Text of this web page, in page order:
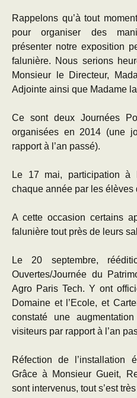
Rappelons qu’à tout
pour organiser des
présenter notre exposition
falunière. Nous serions
Monsieur le Directeur,
Adjointe ainsi que Madame
Ce sont deux Journées
organisées en 2014 (une
rapport à l’an passé).
Le 17 mai, participation à
chaque année par les élèves
A cette occasion certains
falunière tout près de leurs
Le 20 septembre,
Ouvertes/Journée du
Agro Paris Tech. Y ont
Domaine et l’Ecole, et
constaté une
visiteurs par rapport à l’an
Réfection de l’installation
Grâce à Monsieur Gueit,
sont intervenus, tout s’est